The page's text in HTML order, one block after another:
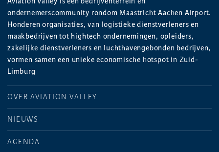
ondernemerscommunity rondom Maastricht Aachen Airport.
Honderen organisaties, van logistieke dienstverleners en
maakbedrijven tot hightech ondernemingen, opleiders,
zakelijke dienstverleners en luchthavengebonden bedrijven,
vormen samen een unieke economische hotspot in Zuid-
Limburg
OVER AVIATION VALLEY
NIEUWS
AGENDA